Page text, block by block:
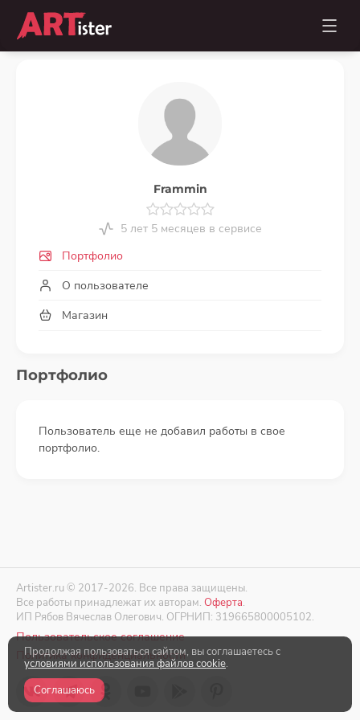
Frammin
5 лет 5 месяцев в сервисе
Портфолио
О пользователе
Магазин
Портфолио
Пользователь еще не добавил работы в свое
портфолио.
Artister.ru © 2017-2026. Все права защищены.
Все работы принадлежат их авторам. Оферта.
ИП Рябов Вячеслав Олегович. ОГРНИП: 319665800005102.
Пользовательское соглашение
Политика конфиденциальности
Продолжая пользоваться сайтом, вы соглашаетесь с
условиями использования файлов cookie.
Соглашаюсь